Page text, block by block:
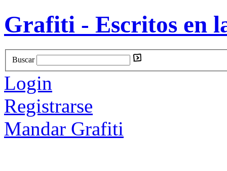
Grafiti - Escritos en
Buscar
Login
Registrarse
Mandar Grafiti